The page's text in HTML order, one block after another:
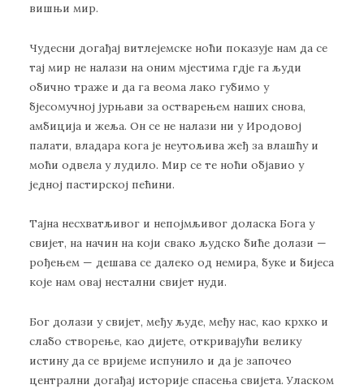
вишњи мир.
Чудесни догађај витлејемске ноћи показује нам да се
тај мир не налази на оним мјестима гдје га људи
обично траже и да га веома лако губимо у
бјесомучној јурњави за остварењем наших снова,
амбиција и жеља. Он се не налази ни у Иродовој
палати, владара кога је неутољива жеђ за влашћу и
моћи одвела у лудило. Мир се те ноћи објавио у
једној пастирској пећини.
Тајна несхватљивог и непојмљивог доласка Бога у
свијет, на начин на који свако људско биће долази —
рођењем — дешава се далеко од немира, буке и бијеса
које нам овај нестални свијет нуди.
Бог долази у свијет, међу људе, међу нас, као крхко и
слабо створење, као дијете, откривајући велику
истину да се вријеме испунило и да је започео
централни догађај историје спасења свијета. Уласком